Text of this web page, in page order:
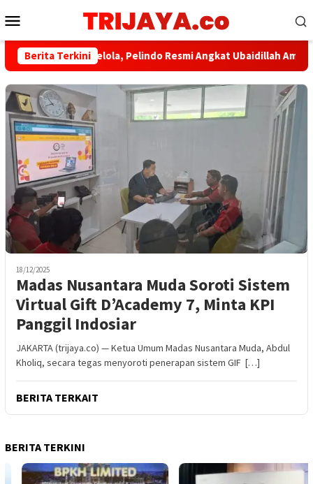
ke
Mobile
Berita Terkini
Tata Kelola, Pelindo Resmi Angkat Ubaidillah Amin Jadi
18/12/2025
Madas Nusantara Muda Soroti Sistem
Virtual Gift D’Academy 7, Minta KPI
Panggil Indosiar
JAKARTA (trijaya.co) — Ketua Umum Madas Nusantara Muda, Abdul
Kholiq, secara tegas menyoroti penerapan sistem GIF […]
BERITA TERKAIT
BERITA TERKINI